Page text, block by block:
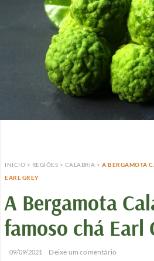
INÍCIO > REGIÕES > CALABRIA >A BERGAMOTA
EARL GREY
A Bergamota
famoso chá Earl
/09/09/2021 Deixe um comentário